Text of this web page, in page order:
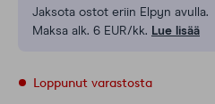
Jaksota ostot eriin Elpyn avulla.
Maksa alk. 6 EUR/kk. Lue lisää
Loppunut varastosta